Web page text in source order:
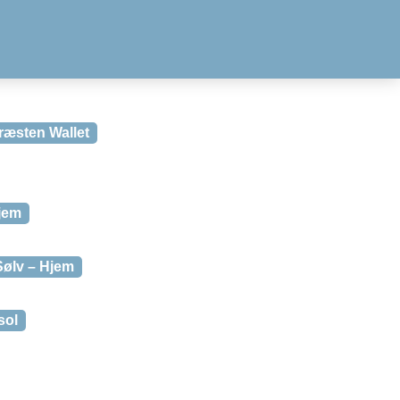
Wallet
– Hjem